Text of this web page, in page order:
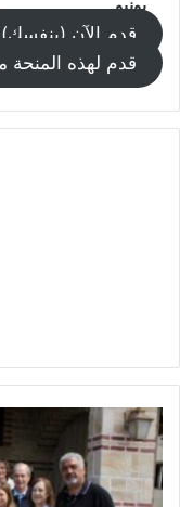
يونيو.
قدم الآن (بنفسك)
قدم لهذه المنحة